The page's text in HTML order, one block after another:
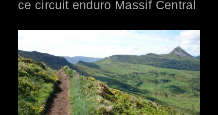
ce circuit enduro Massif Central